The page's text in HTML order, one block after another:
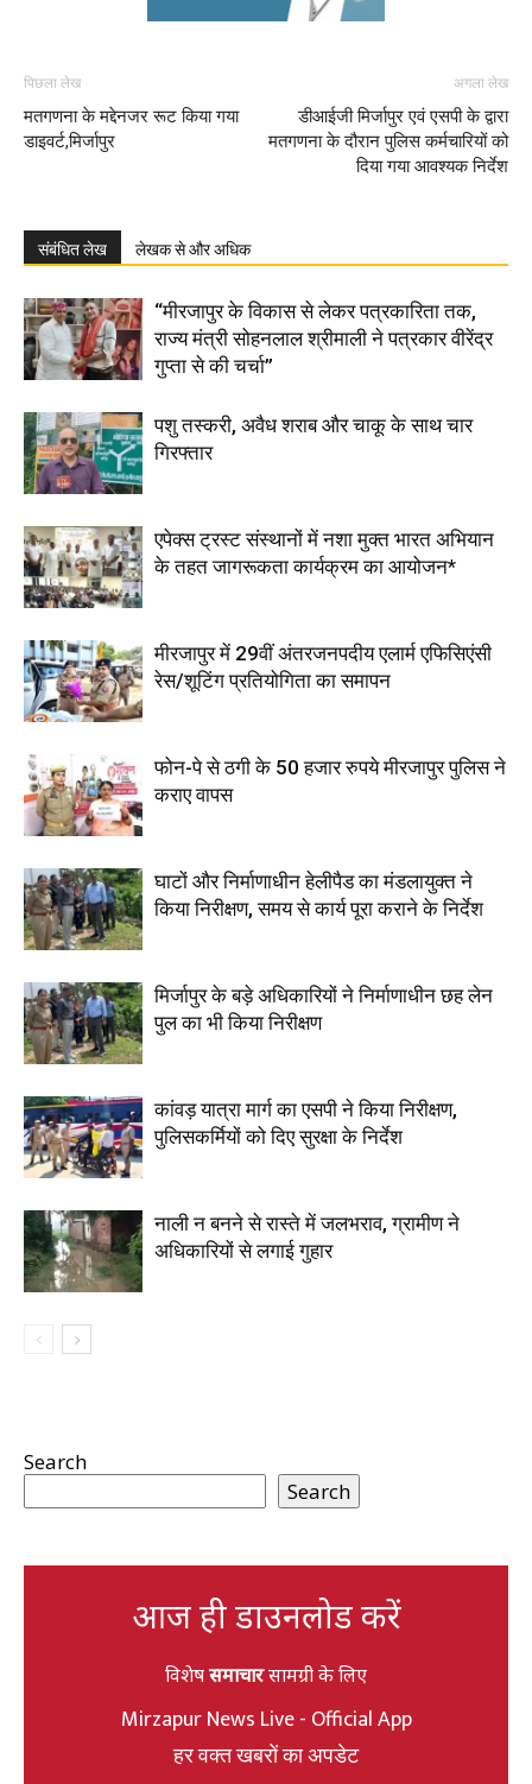
पिछला लेख
मतगणना के मद्देनजर रूट किया गया
डाइवर्ट,मिर्जापुर
अगला लेख
डीआईजी मिर्जापुर एवं एसपी के द्वारा
मतगणना के दौरान पुलिस कर्मचारियों को
दिया गया आवश्यक निर्देश
संबंधित लेख लेखक से और अधिक
“मीरजापुर के विकास से लेकर पत्रकारिता तक,
राज्य मंत्री सोहनलाल श्रीमाली ने पत्रकार वीरेंद्र
गुप्ता से की चर्चा”
पशु तस्करी, अवैध शराब और चाकू के साथ चार
गिरफ्तार
एपेक्स ट्रस्ट संस्थानों में नशा मुक्त भारत अभियान
के तहत जागरूकता कार्यक्रम का आयोजन*
मीरजापुर में 29वीं अंतरजनपदीय एलार्म एफिसिएंसी
रेस/शूटिंग प्रतियोगिता का समापन
फोन-पे से ठगी के 50 हजार रुपये मीरजापुर पुलिस ने
कराए वापस
घाटों और निर्माणाधीन हेलीपैड का मंडलायुक्त ने
किया निरीक्षण, समय से कार्य पूरा कराने के निर्देश
मिर्जापुर के बड़े अधिकारियों ने निर्माणाधीन छह लेन
पुल का भी किया निरीक्षण
कांवड़ यात्रा मार्ग का एसपी ने किया निरीक्षण,
पुलिसकर्मियों को दिए सुरक्षा के निर्देश
नाली न बनने से रास्ते में जलभराव, ग्रामीण ने
अधिकारियों से लगाई गुहार
Search
Search
आज ही डाउनलोड करें
विशेषसमाचारसामग्री के लिए
Mirzapur News Live - Official App
हर वक्त खबरों का अपडेट